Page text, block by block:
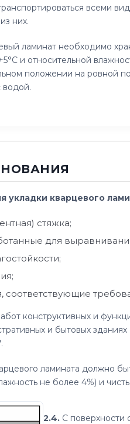
всеми
них.
ламинат необходимо
и относительной
положении на ровной
водой.
укладки кварцевого
стяжка;
для
конструктивных и
и бытовых
ламината должно
не более 4%) и
2.4. С поверхности